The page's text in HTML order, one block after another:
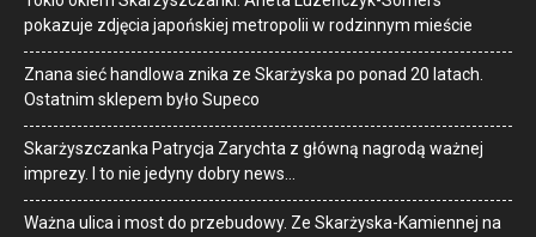
pokazuje zdjęcia japońskiej metropolii w rodzinnym mieście
Znana sieć handlowa znika ze Skarżyska po ponad 20 latach.
Ostatnim sklepem było Supeco
Skarżyszczanka Patrycja Zarychta z główną nagrodą ważnej
imprezy. I to nie jedyny dobry news…
Ważna ulica i most do przebudowy. Ze Skarżyska-Kamiennej na